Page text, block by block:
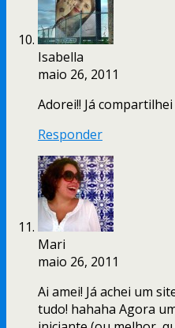
Isabella
maio 26, 2011
Adorei!! Já compartilhei
Responder
Mari
maio 26, 2011
Ai amei! Já achei um
tudo! hahaha Agora